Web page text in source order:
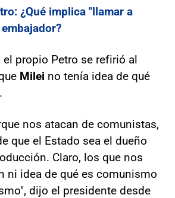
¿Qué implica "llamar a
propio Petro se refirió al
Milei no tenía idea de qué
nos atacan de comunistas,
que el Estado sea el dueño
Claro, los que nos
ni idea de qué es comunismo
dijo el presidente desde